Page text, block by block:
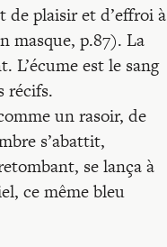
de plaisir et d’effroi à
masque, p.87). La
L’écume est le sang
récifs.
un rasoir, de
s’abattit,
se lança à
ce même bleu